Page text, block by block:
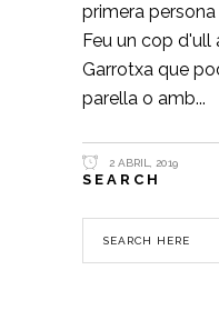
primera
Feu un cop d'ull
Garrotxa que
parella o amb
2 ABRIL, 2019
SEARCH